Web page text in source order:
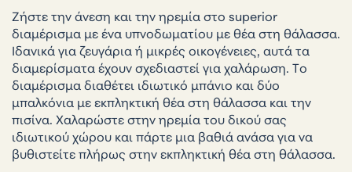
Ζήστε την άνεση και την ηρεμία στο superior
διαμέρισμα με ένα υπνοδωματίου με θέα στη θάλασσα.
Ιδανικά για ζευγάρια ή μικρές οικογένειες, αυτά τα
διαμερίσματα έχουν σχεδιαστεί για χαλάρωση. Το
διαμέρισμα διαθέτει ιδιωτικό μπάνιο και δύο
μπαλκόνια με εκπληκτική θέα στη θάλασσα και την
πισίνα. Χαλαρώστε στην ηρεμία του δικού σας
ιδιωτικού χώρου και πάρτε μια βαθιά ανάσα για να
βυθιστείτε πλήρως στην εκπληκτική θέα στη θάλασσα.